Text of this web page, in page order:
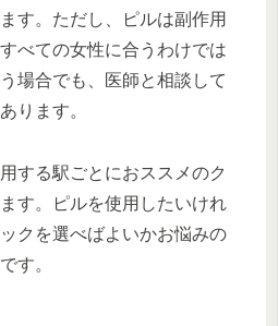
す。ただし、ピルは副作用
べての女性に合うわけでは
場合でも、医師と相談して
ります。
する駅ごとにおススメのク
す。ピルを使用したいけれ
クを選べばよいかお悩みの
す。